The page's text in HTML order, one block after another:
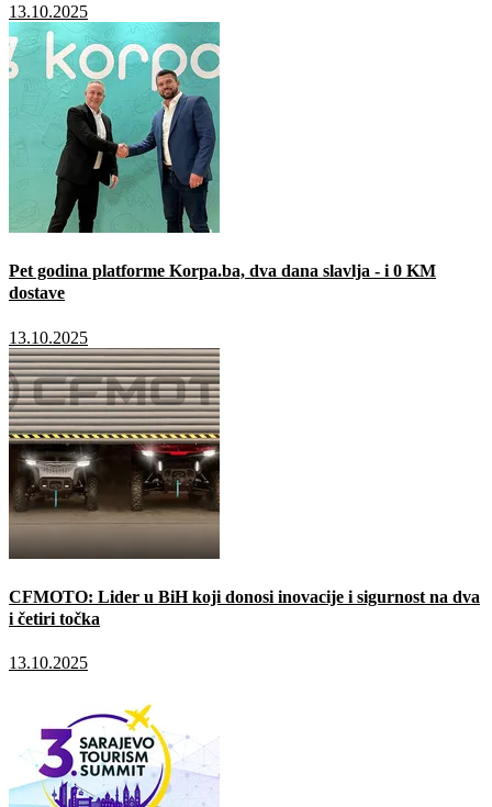
13.10.2025
Pet godina platforme Korpa.ba, dva dana slavlja - i 0 KM
dostave
13.10.2025
CFMOTO: Lider u BiH koji donosi inovacije i sigurnost na dva
i četiri točka
13.10.2025